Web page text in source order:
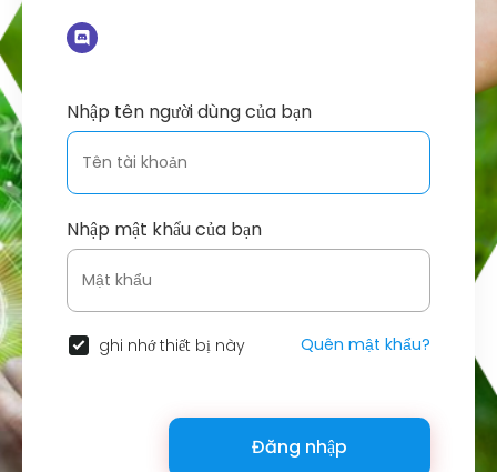
Nhập tên người dùng của bạn
Nhập mật khẩu của bạn
ghi nhớ thiết bị này Quên mật khẩu?
Đăng nhập